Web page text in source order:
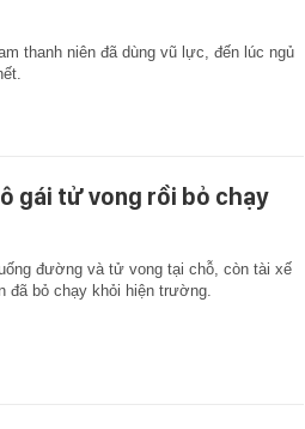
thanh niên đã dùng vũ lực, đến lúc ngủ
gái tử vong rồi bỏ chạy
đường và tử vong tại chỗ, còn tài xế
đã bỏ chạy khỏi hiện trường.